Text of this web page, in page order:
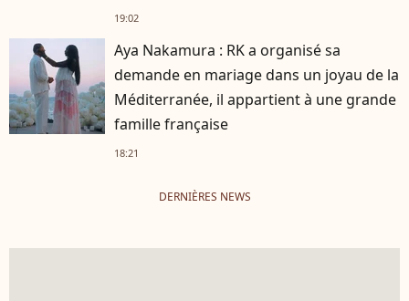
19:02
Aya Nakamura : RK a organisé sa
demande en mariage dans un joyau de la
Méditerranée, il appartient à une grande
famille française
18:21
DERNIÈRES NEWS